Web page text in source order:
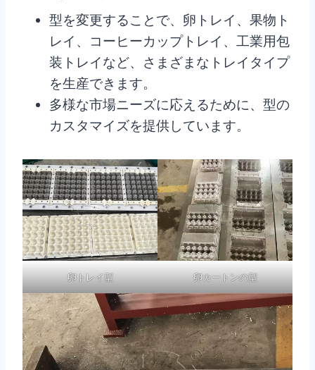
型を変更することで、卵トレイ、果物ト
レイ、コーヒーカップトレイ、工業用包
装トレイなど、さまざまなトレイタイプ
を生産できます。
多様な市場ニーズに応えるために、型の
カスタマイズを提供しています。
卵トレイ型 卵カートンの型